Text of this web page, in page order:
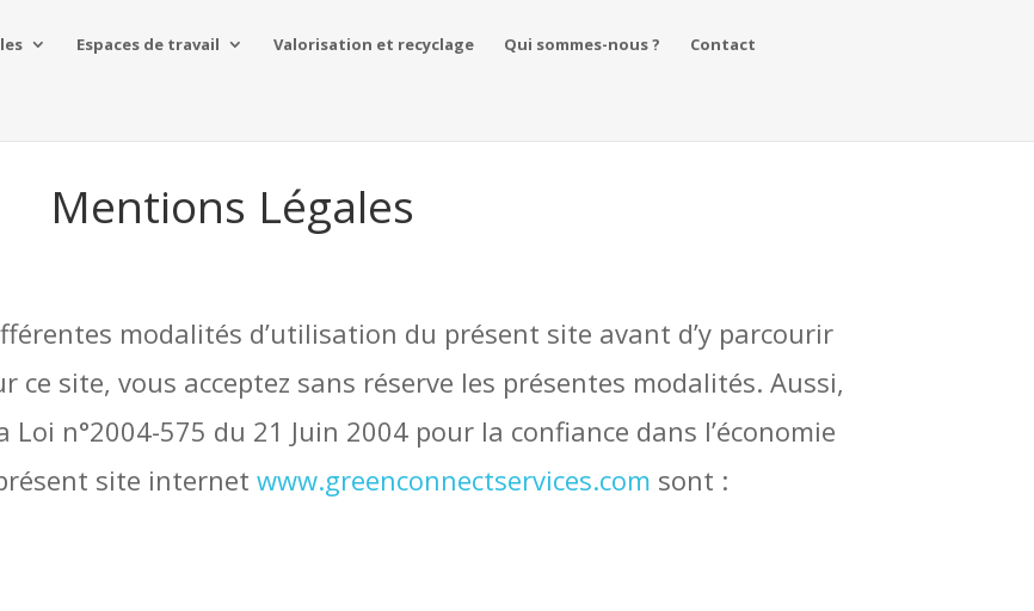
Espaces de travail Valorisation et recyclage Qui sommes-nous ? Contact
Mentions Légales
modalités d’utilisation du présent site avant d’y parcourir
ce site, vous acceptez sans réserve les présentes modalités. Aussi,
n°2004-575 du 21 Juin 2004 pour la confiance dans l’économie
site internetwww.greenconnectservices.com sont :